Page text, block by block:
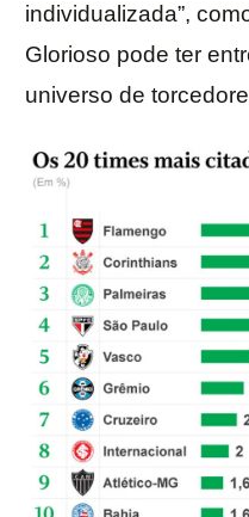
individualizada”,
Glorioso pode ter
universo de